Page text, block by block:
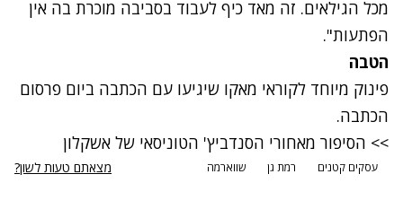
מכל הגילאים. זה מאד כיף לעבוד בסביבה מוכרת בה אין
הפתעות".
הטבה
פינוק מיוחד לקוראי מאקו שיגיעו עם הכתבה ביום פרסום
הכתבה.
>> הסיפור מאחורי הסנדביץ' הטוניסאי של אשקלון
עסקים קטנים רמת גן שווארמה מצאתם טעות לשון?